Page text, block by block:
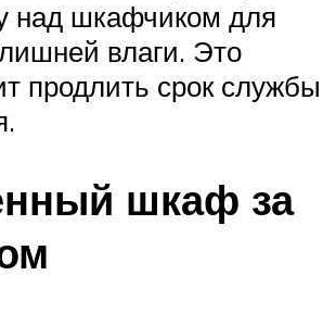
над шкафчиком для
влаги. Это
продлить срок службы
шкаф за